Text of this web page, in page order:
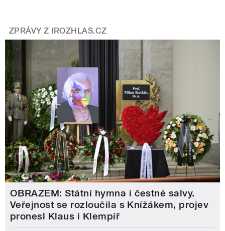
ZPRÁVY Z IROZHLAS.CZ
OBRAZEM: Státní hymna i čestné salvy.
Veřejnost se rozloučila s Knížákem, projev
pronesl Klaus i Klempíř